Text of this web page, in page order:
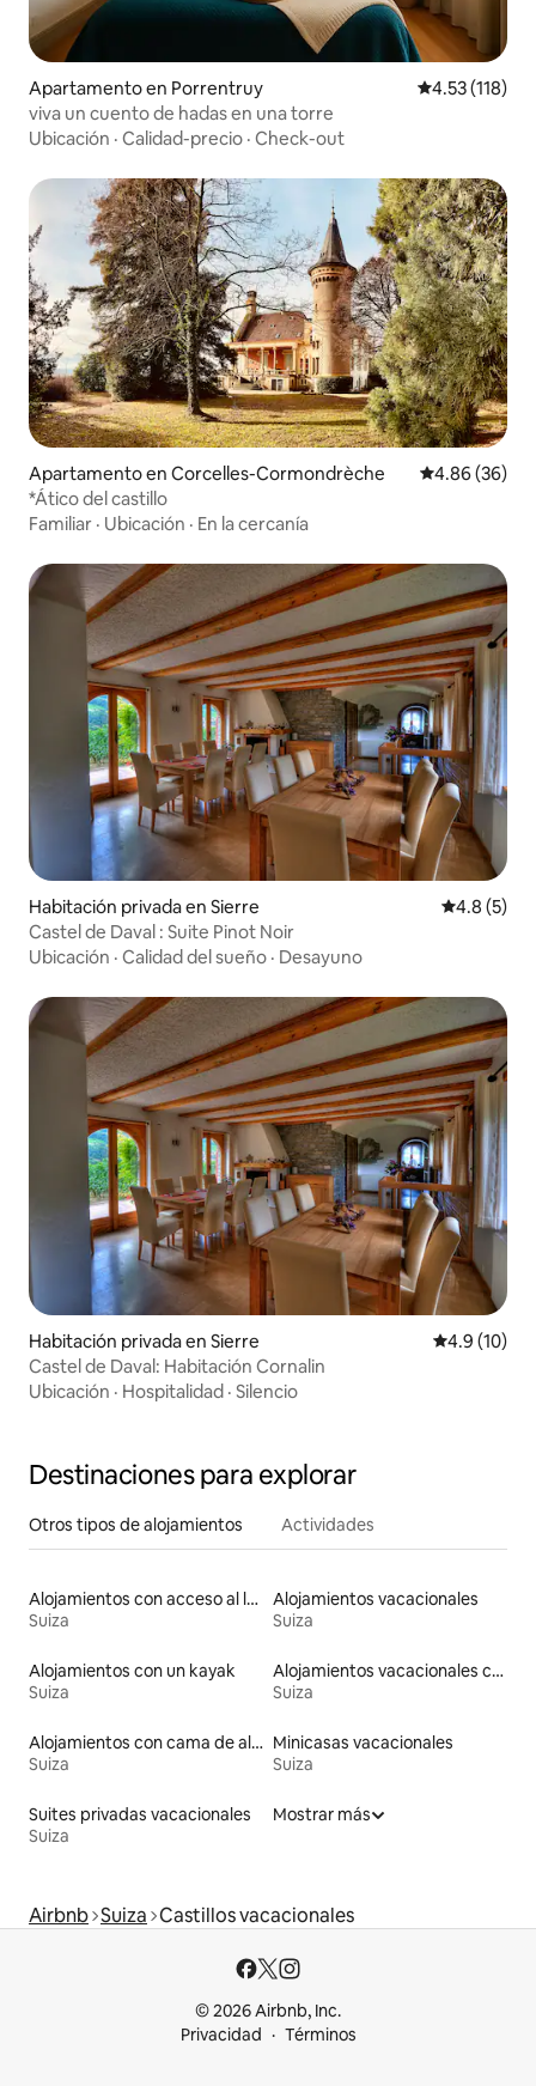
Apartamento en Porrentruy Calificación
4.53 (118)
viva un cuento de hadas en una torre
Ubicación · Calidad-precio · Check-out
Apartamento en Corcelles-Cormondrèche Calificación
4.86 (36)
*Ático del castillo
Familiar · Ubicación · En la cercanía
Habitación privada en Sierre
4.8 (5)
Castel de Daval : Suite Pinot Noir
Ubicación · Calidad del sueño · Desayuno
Habitación privada en Sierre Calificación
4.9 (10)
Castel de Daval: Habitación Cornalin
Ubicación · Hospitalidad · Silencio
Destinaciones para explorar
Otros tipos de alojamientos Actividades
Alojamientos con acceso al lago
Suiza
Alojamientos vacacionales
Suiza
Alojamientos con un kayak
Suiza
Alojamientos vacacionales con piscina
Suiza
Alojamientos con cama de altura accesible
Suiza
Minicasas vacacionales
Suiza
Suites privadas vacacionales
Suiza
Mostrar más
Airbnb Suiza Castillos vacacionales
© 2026 Airbnb, Inc.
Privacidad
Términos